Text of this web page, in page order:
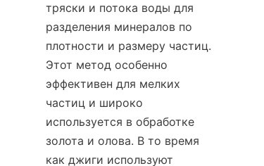
тряски и потока воды для
разделения минералов по
плотности и размеру частиц.
Этот метод особенно
эффективен для мелких
частиц и широко
используется в обработке
золота и олова. В то время
как джиги используют